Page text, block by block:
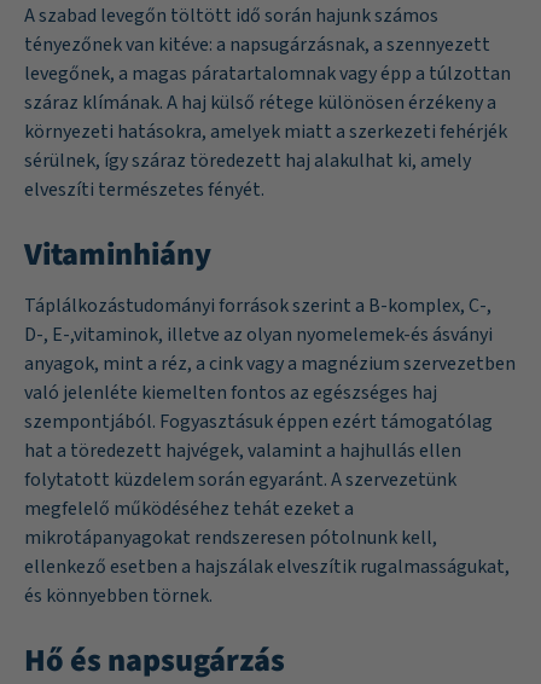
A szabad levegőn töltött idő során hajunk számos
tényezőnek van kitéve: a napsugárzásnak, a szennyezett
levegőnek, a magas páratartalomnak vagy épp a túlzottan
száraz klímának. A haj külső rétege különösen érzékeny a
környezeti hatásokra, amelyek miatt a szerkezeti fehérjék
sérülnek, így száraz töredezett haj alakulhat ki, amely
elveszíti természetes fényét.
Vitaminhiány
Táplálkozástudományi források szerint a B-komplex, C-,
D-, E-,vitaminok, illetve az olyan nyomelemek-és ásványi
anyagok, mint a réz, a cink vagy a magnézium szervezetben
való jelenléte kiemelten fontos az egészséges haj
szempontjából. Fogyasztásuk éppen ezért támogatólag
hat a töredezett hajvégek, valamint a hajhullás ellen
folytatott küzdelem során egyaránt. A szervezetünk
megfelelő működéséhez tehát ezeket a
mikrotápanyagokat rendszeresen pótolnunk kell,
ellenkező esetben a hajszálak elveszítik rugalmasságukat,
és könnyebben törnek.
Hő és napsugárzás